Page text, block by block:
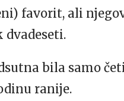
favorit, ali
bila samo
ranije.